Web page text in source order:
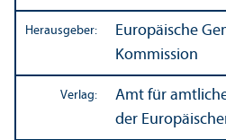
Herausgeber:
Europäische
Kommission
Verlag:
Amt für
der